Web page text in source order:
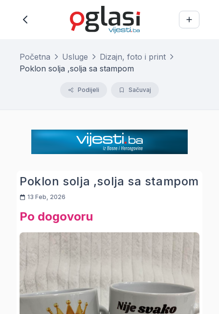
Početna Usluge
Dizajn, foto i print
Poklon solja ,solja sa stampom
Podijeli Sačuvaj
Poklon solja ,solja sa stampom
13 Feb, 2026
Po dogovoru